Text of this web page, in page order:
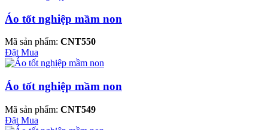
Áo tốt nghiệp mầm non
Mã sản phẩm: CNT550
Đặt Mua
Áo tốt nghiệp mầm non
Mã sản phẩm: CNT549
Đặt Mua